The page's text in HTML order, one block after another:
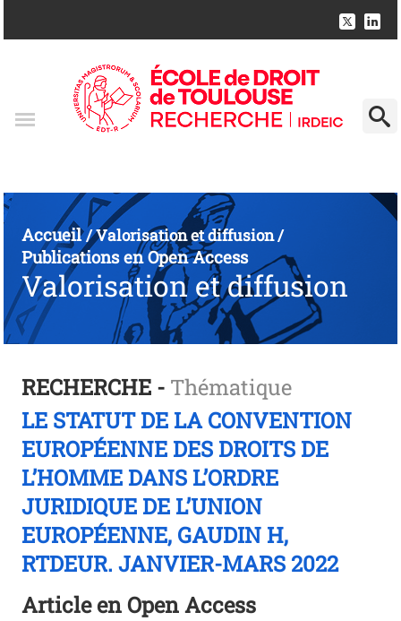
Accueil/Valorisation et diffusion/
Publications en Open Access
Valorisation et diffusion
RECHERCHE - Thématique
LE STATUT DE LA CONVENTION
EUROPÉENNE DES DROITS DE
L’HOMME DANS L’ORDRE
JURIDIQUE DE L’UNION
EUROPÉENNE, GAUDIN H,
RTDEUR. JANVIER-MARS 2022
Article en Open Access